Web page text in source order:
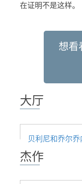
在证明不是这样。
想看
大厅
贝利尼和乔尔
杰作